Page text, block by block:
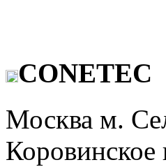
CONETEC
Москва м.
Коровинское